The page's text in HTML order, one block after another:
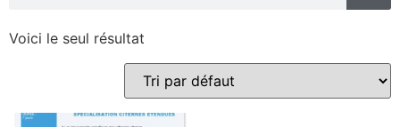
Voici le seul résultat